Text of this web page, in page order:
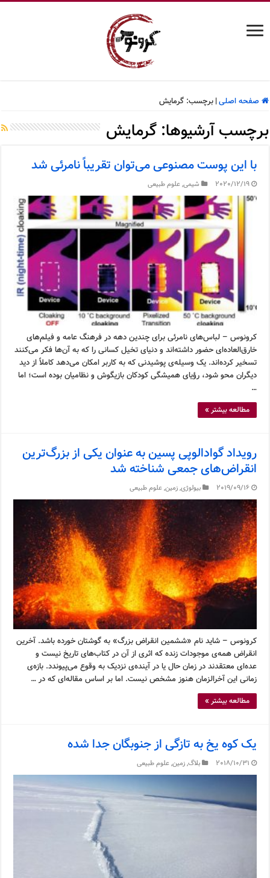
صفحه اصلی| برچسب:گرمایش
برچسب آرشیوها:گرمایش
با این پوست مصنوعی می‌توان تقریباً نامرئی شد
2020/12/19 شیمی,علوم طبیعی
کرونوس – لباس‌های نامرئی برای چندین دهه در فرهنگ عامه و فیلم‌های
خارق‌العاده‌ای حضور داشته‌اند و دنیای تخیل کسانی را که به آن‌ها فکر می‌کنند
تسخیر کرده‌اند. یک وسیله‌ی پوشیدنی که به کاربر امکان می‌دهد کاملاً از دید
دیگران محو شود، رؤیای همیشگی کودکان بازیگوش و نظامیان بوده است؛ اما
…
مطالعه بیشتر »
رویداد گوادالوپی پسین به عنوان یکی از بزرگ‌ترین
انقراض‌های جمعی شناخته شد
2019/09/16 بیولوژی,زمین,علوم طبیعی
کرونوس – شاید نام «ششمین انقراض بزرگ» به گوشتان خورده باشد. آخرین
انقراض همه‌ی موجودات زنده که اثری از آن در کتاب‌های تاریخ نیست و
عده‌ای معتقدند در زمان حال یا در آینده‌ی نزدیک به وقوع می‌پیوندد. بازه‌ی
زمانی این آخرالزمان هنوز مشخص نیست. اما بر اساس مقاله‌ای که در …
مطالعه بیشتر »
یک کوه یخ به تازگی از جنوبگان جدا شده
2018/10/31 بلاگ,زمین,علوم طبیعی